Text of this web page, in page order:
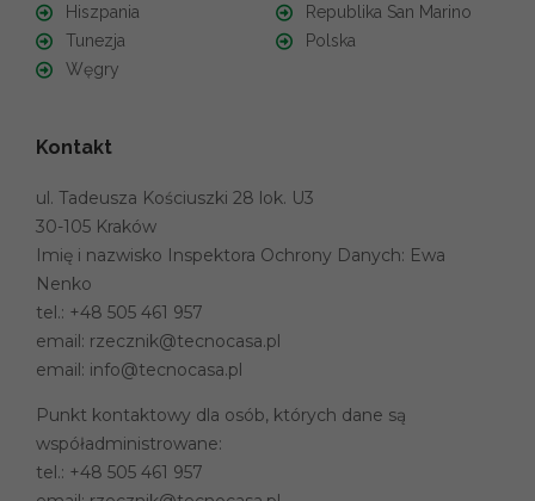
Hiszpania
Tunezja
Węgry
Republika San Marino
Polska
Kontakt
ul. Tadeusza Kościuszki 28 lok. U3
30-105 Kraków
Imię i nazwisko Inspektora Ochrony Danych: Ewa
Nenko
tel.: +48 505 461 957
email: rzecznik@tecnocasa.pl
email: info@tecnocasa.pl
Punkt kontaktowy dla osób, których dane są
współadministrowane:
tel.: +48 505 461 957